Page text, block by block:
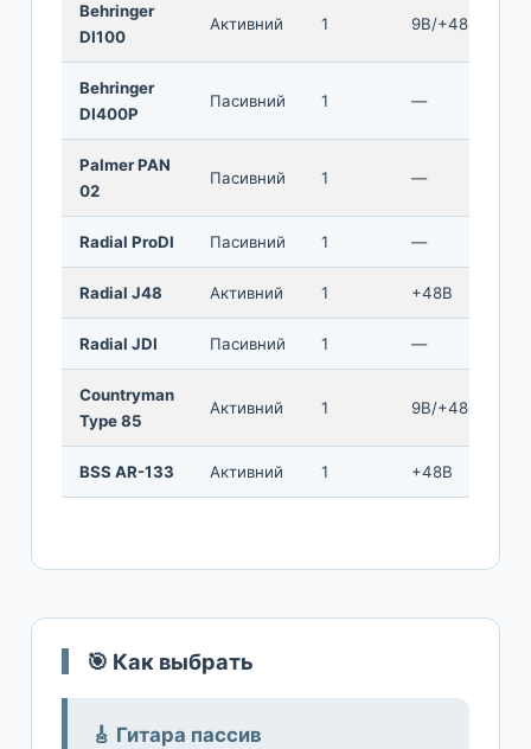
Behringer
DI100
Активний 1 9В/+48В
Behringer
DI400P
Пасивний 1 —
Palmer PAN
02
Пасивний 1 —
Radial ProDI Пасивний 1 —
Radial J48 Активний 1 +48В
Radial JDI Пасивний 1 —
Countryman
Type 85
Активний 1 9В/+48В
BSS AR-133 Активний 1 +48В
🎯 Как выбрать
🎸 Гитара пассив